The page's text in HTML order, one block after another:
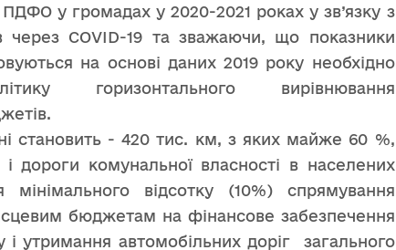
у громадах у 2020-2021 роках у зв’язку з
через COVID-19 та зважаючи, що показники
на основі даних 2019 року необхідно
горизонтального вирівнювання
становить - 420 тис. км, з яких майже 60 %,
дороги комунальної власності в населених
відсотку (10%) спрямування
бюджетам на фінансове забезпечення
і утримання автомобільних доріг загального